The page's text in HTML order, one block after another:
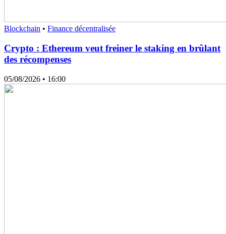
Blockchain • Finance décentralisée
Crypto : Ethereum veut freiner le staking en brûlant
des récompenses
05/08/2026 • 16:00